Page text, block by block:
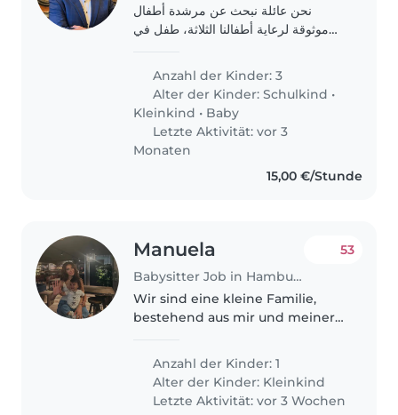
نحن عائلة نبحث عن مرشدة أطفال
موثوقة لرعاية أطفالنا الثلاثة، طفل في
عن شخص ذي خبرة في التعامل مع
الاحتياجات الخاصة،..
Anzahl der Kinder: 3
Alter der Kinder:Schulkind •
Kleinkind • Baby
Letzte Aktivität: vor 3
Monaten
15,00 €/Stunde
Manuela
Babysitter Job in Hamburg
53
Wir sind eine kleine Familie,
bestehend aus mir und meiner
alt). Eli ist ein fröhliches,
neugieriges Kind, das viel
Aufmerksamkeit und Liebe
Anzahl der Kinder: 1
Alter der Kinder: Kleinkind
Letzte Aktivität: vor 3 Wochen